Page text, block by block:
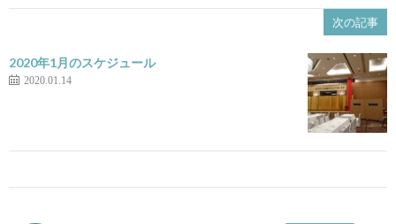
次の記事
2020年1月のスケジュール
2020.01.14